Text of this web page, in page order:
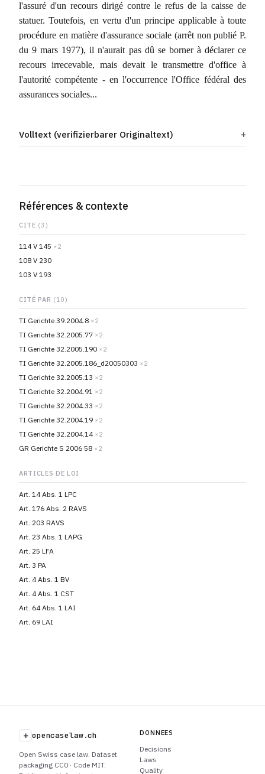
l'assuré d'un recours dirigé contre le refus de la caisse de
statuer. Toutefois, en vertu d'un principe applicable à toute
procédure en matière d'assurance sociale (arrêt non publié P.
du 9 mars 1977), il n'aurait pas dû se borner à déclarer ce
recours irrecevable, mais devait le transmettre d'office à
l'autorité compétente - en l'occurrence l'Office fédéral des
assurances sociales...
Volltext (verifizierbarer Originaltext)
Références & contexte
CITE (3)
114 V 145 ×2
108 V 230
103 V 193
CITÉ PAR (10)
TI Gerichte 39.2004.8 ×2
TI Gerichte 32.2005.77 ×2
TI Gerichte 32.2005.190 ×2
TI Gerichte 32.2005.186_d20050303 ×2
TI Gerichte 32.2005.13 ×2
TI Gerichte 32.2004.91 ×2
TI Gerichte 32.2004.33 ×2
TI Gerichte 32.2004.19 ×2
TI Gerichte 32.2004.14 ×2
GR Gerichte S 2006 58 ×2
ARTICLES DE LOI
Art. 14 Abs. 1 LPC
Art. 176 Abs. 2 RAVS
Art. 203 RAVS
Art. 23 Abs. 1 LAPG
Art. 25 LFA
Art. 3 PA
Art. 4 Abs. 1 BV
Art. 4 Abs. 1 CST
Art. 64 Abs. 1 LAI
Art. 69 LAI
+ opencaselaw.ch
Open Swiss case law. Dataset
packaging CC0 · Code MIT.
DONNEES
Decisions
Laws
Quality